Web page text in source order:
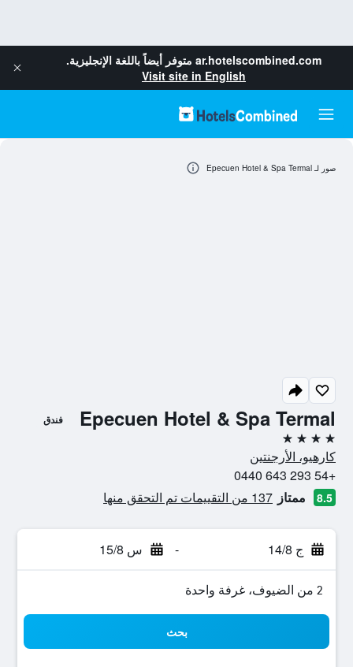
ar.hotelscombined.com متوفر أيضاً باللغة الإنجليزية.
Visit site in English
Epecuen Hotel & Spa Termal فندق
4 نجوم
كارهيو، الأرجنتين
+54 293 643 0440
8.5 ممتاز 137 من التقييمات تم التحقق منها
ج 14/8 - س 15/8
2 من الضيوف، غرفة واحدة
بحث
صور لـ Epecuen Hotel & Spa Termal